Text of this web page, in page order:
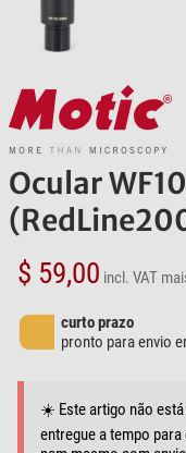
Ocular
$ 59,00 incl. VAT
curto prazo
pronto para envio
☀️ Este artigo não
entregue a tempo